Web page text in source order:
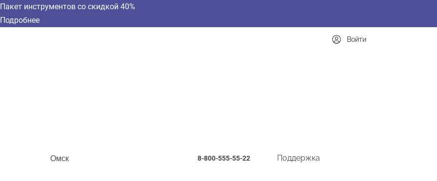
Пакет инструментов со скидкой 40%
Подробнее
Омск 8-800-555-55-22 Поддержка
Войти